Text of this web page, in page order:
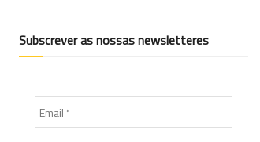
Subscrever as nossas newsletteres